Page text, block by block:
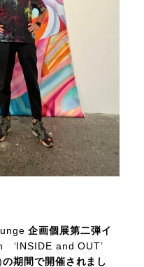
企画個展第二弾イ
‘INSIDE and OUT’
の期間で開催されまし